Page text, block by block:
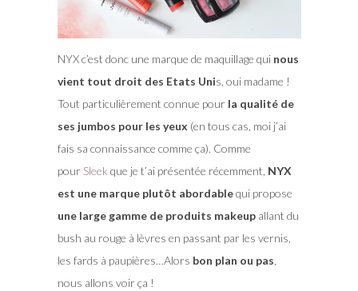
NYX c’est donc une marque de maquillage qui nous
vient tout droit des Etats Unis, oui madame !
Tout particulièrement connue pour la qualité de
ses jumbos pour les yeux (en tous cas, moi j’ai
fais sa connaissance comme ça). Comme
pour Sleek que je t’ai présentée récemment, NYX
est une marque plutôt abordablequi propose
une large gamme de produits makeupallant du
bush au rouge à lèvres en passant par les vernis,
les fards à paupières…Alors bon plan ou pas
nous allons voir ça !